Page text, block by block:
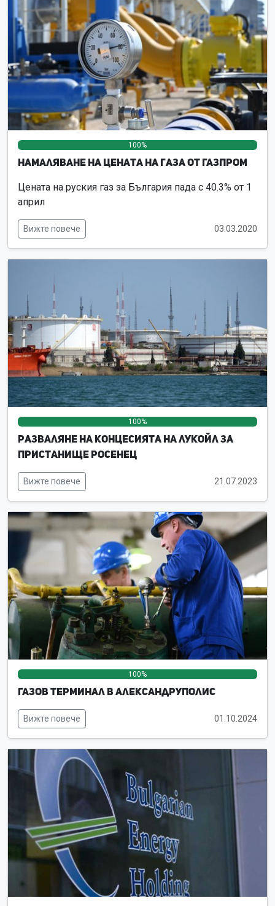
100%
Намаляване на цената на газа от Газпром
Цената на руския газ за България пада с 40.3% от 1
април
Вижте повече 03.03.2020
100%
Разваляне на концесията на ЛУКойл за
пристанище Росенец
Вижте повече 21.07.2023
100%
Газов терминал в Александруполис
Вижте повече 01.10.2024